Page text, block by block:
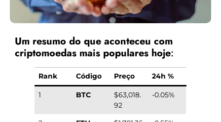
Um resumo do que aconteceu com
criptomoedas mais populares hoje:
Rank Código Preço 24h %
1 BTC
$63,018.
92
-0.05%